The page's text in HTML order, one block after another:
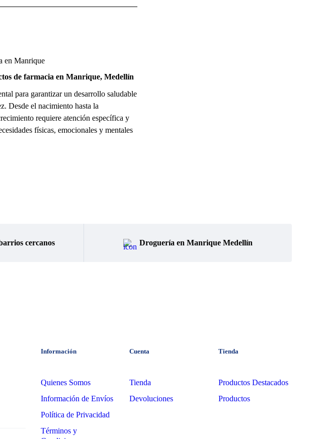
en Manrique
de farmacia en Manrique, Medellín
para garantizar un desarrollo saludable
Desde el nacimiento hasta la
requiere atención específica y
físicas, emocionales y mentales
cercanos Droguería en Manrique Medellín
Información
Quienes Somos
Información de Envíos
Política de Privacidad
Términos y
Cuenta
Tienda
Devoluciones
Tienda
Productos Destacados
Productos